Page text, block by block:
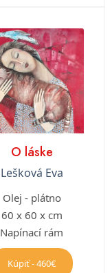
O láske
Lešková Eva
Olej - plátno
60 x 60 x cm
Napínací rám
Kúpiť - 460€